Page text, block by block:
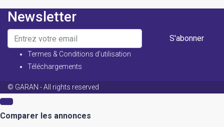
Newsletter
S'abonner
Termes & Conditions d’utilisation
Téléchargements
© GARAN - All rights reserved
Comparer les annonces